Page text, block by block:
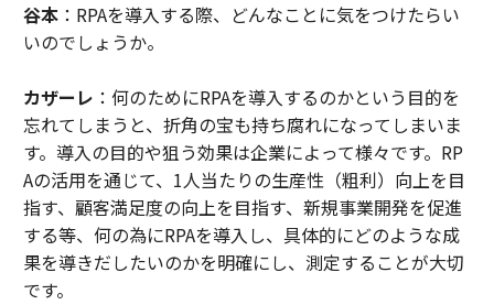
谷本：RPAを導入する際、どんなことに気をつけたらい
いのでしょうか。
カザーレ ：何のためにRPAを導入するのかという目的を
忘れてしまうと、折角の宝も持ち腐れになってしまいま
す。導入の目的や狙う効果は企業によって様々です。RP
Aの活用を通じて、1人当たりの生産性（粗利）向上を目
指す、顧客満足度の向上を目指す、新規事業開発を促進
する等、何の為にRPAを導入し、具体的にどのような成
果を導きだしたいのかを明確にし、測定することが大切
です。